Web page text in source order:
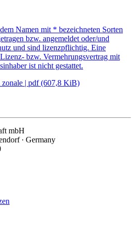
Namen mit * bezeichneten Sorten
bzw. angemeldet oder/und
und sind lizenzpflichtig. Eine
bzw. Vermehrungsvertrag mit
ist nicht gestattet.
zonale | pdf (607,8 KiB)
mbH
∙ Germany